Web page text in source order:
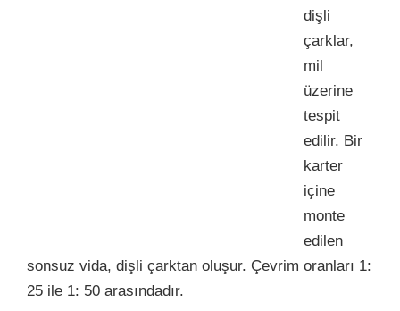
dişli
çarklar,
mil
üzerine
tespit
edilir. Bir
karter
içine
monte
edilen
sonsuz vida, dişli çarktan oluşur. Çevrim oranları 1:
25 ile 1: 50 arasındadır.